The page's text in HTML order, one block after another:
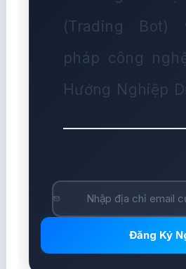
(Trading
pháp công
Hướng Nghiệp
Đăng Ký